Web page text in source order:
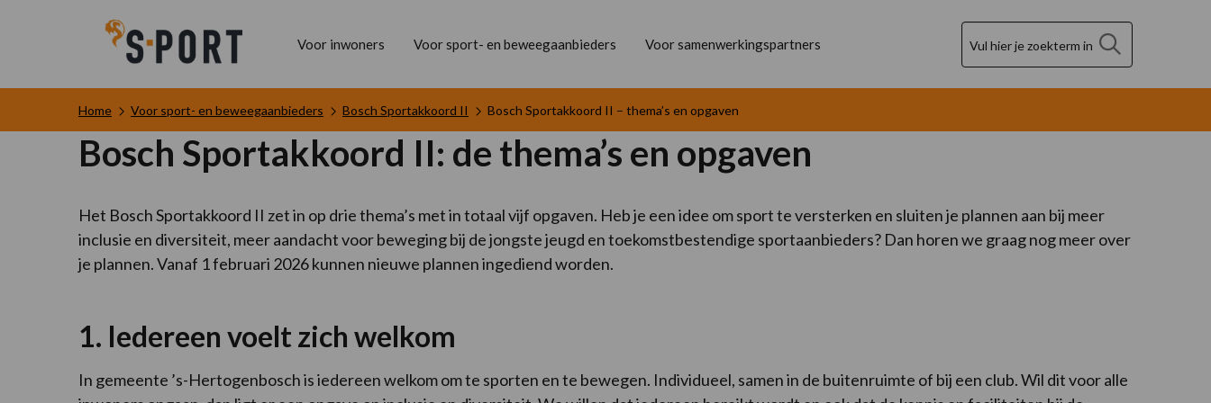
Voor inwoners Voor sport- en beweegaanbieders Voor samenwerkingspartners
Home Voor sport- en beweegaanbieders Bosch Sportakkoord II Bosch Sportakkoord II – thema’s en opgaven
Bosch Sportakkoord II: de thema’s en opgaven
Het Bosch Sportakkoord II zet in op drie thema’s met in totaal vijf opgaven. Heb je een idee om sport te versterken en sluiten je plannen aan bij meer
inclusie en diversiteit, meer aandacht voor beweging bij de jongste jeugd en toekomstbestendige sportaanbieders? Dan horen we graag nog meer over
je plannen. Vanaf 1 februari 2026 kunnen nieuwe plannen ingediend worden.
1. Iedereen voelt zich welkom
In gemeente ’s-Hertogenbosch is iedereen welkom om te sporten en te bewegen. Individueel, samen in de buitenruimte of bij een club. Wil dit voor alle